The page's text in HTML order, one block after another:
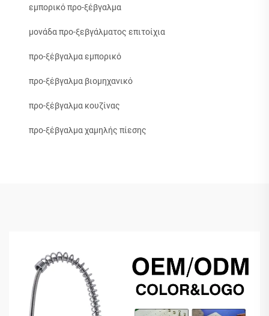
εμπορικό προ-ξέβγαλμα
μονάδα προ-ξεβγάλματος επιτοίχια
προ-ξέβγαλμα εμπορικό
προ-ξέβγαλμα βιομηχανικό
προ-ξέβγαλμα κουζίνας
προ-ξέβγαλμα χαμηλής πίεσης